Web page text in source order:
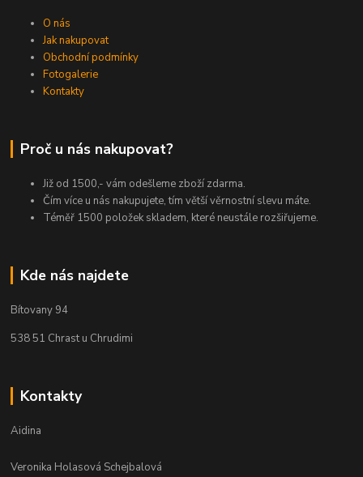
O nás
Jak nakupovat
Obchodní podmínky
Fotogalerie
Kontakty
Proč u nás nakupovat?
Již od 1500,- vám odešleme zboží zdarma.
Čím více u nás nakupujete, tím větší věrnostní slevu máte.
Téměř 1500 položek skladem, které neustále rozšiřujeme.
Kde nás najdete
Bítovany 94
538 51 Chrast u Chrudimi
Kontakty
Aidina
Veronika Holasová Schejbalová